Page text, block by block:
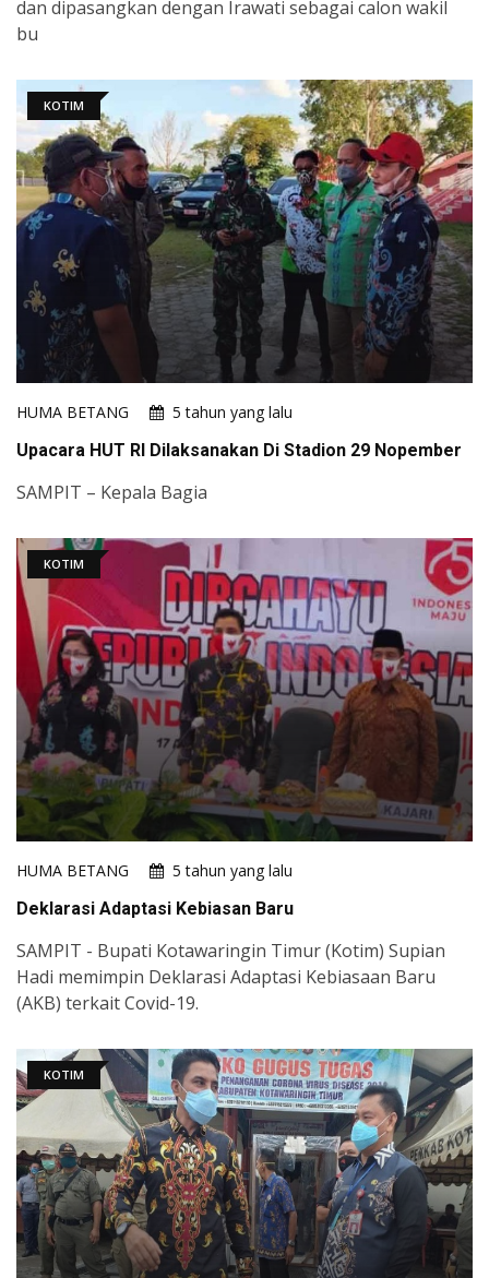
dan dipasangkan dengan Irawati sebagai calon wakil
bu
KOTIM
HUMA BETANG
5 tahun yang lalu
Upacara HUT RI Dilaksanakan Di Stadion 29 Nopember
SAMPIT – Kepala Bagia
KOTIM
HUMA BETANG
5 tahun yang lalu
Deklarasi Adaptasi Kebiasan Baru
SAMPIT - Bupati Kotawaringin Timur (Kotim) Supian
Hadi memimpin Deklarasi Adaptasi Kebiasaan Baru
(AKB) terkait Covid-19.
KOTIM